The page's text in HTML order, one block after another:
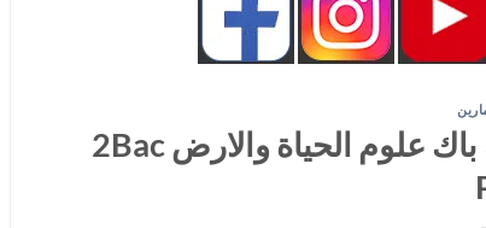
جذاذات علوم الحياة والارض ثانية باك علوم الحياة والارض 2Bac